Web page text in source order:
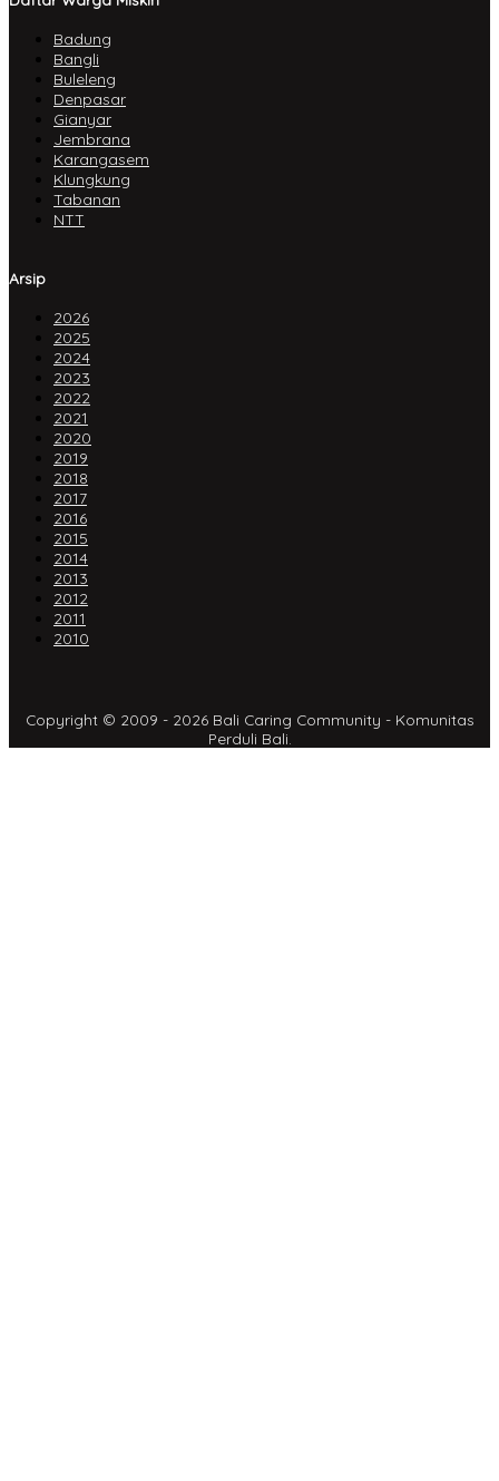
Badung
Bangli
Buleleng
Denpasar
Gianyar
Jembrana
Karangasem
Klungkung
Tabanan
NTT
Arsip
2026
2025
2024
2023
2022
2021
2020
2019
2018
2017
2016
2015
2014
2013
2012
2011
2010
Copyright © 2009 - 2026 Bali Caring Community - Komunitas
Perduli Bali.